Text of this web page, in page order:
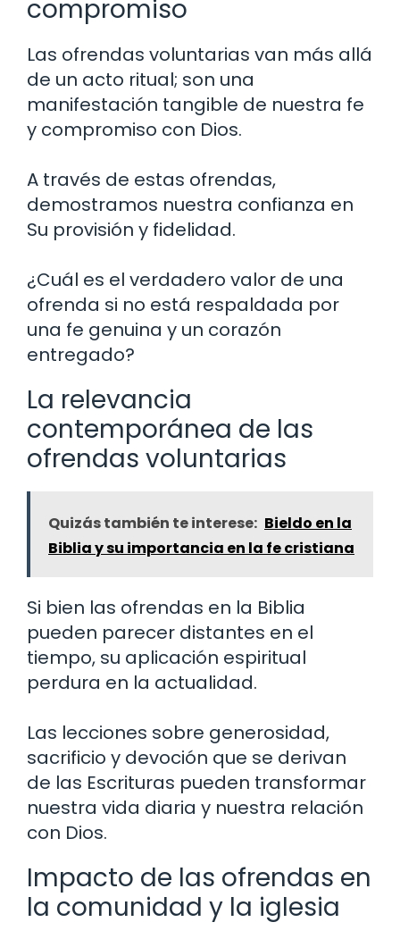
compromiso
Las ofrendas voluntarias van más allá
de un acto ritual; son una
manifestación tangible de nuestra fe
y compromiso con Dios.
A través de estas ofrendas,
demostramos nuestra confianza en
Su provisión y fidelidad.
¿Cuál es el verdadero valor de una
ofrenda si no está respaldada por
una fe genuina y un corazón
entregado?
La relevancia
contemporánea de las
ofrendas voluntarias
Quizás también te interese: Bieldo en la
Biblia y su importancia en la fe cristiana
Si bien las ofrendas en la Biblia
pueden parecer distantes en el
tiempo, su aplicación espiritual
perdura en la actualidad.
Las lecciones sobre generosidad,
sacrificio y devoción que se derivan
de las Escrituras pueden transformar
nuestra vida diaria y nuestra relación
con Dios.
Impacto de las ofrendas en
la comunidad y la iglesia